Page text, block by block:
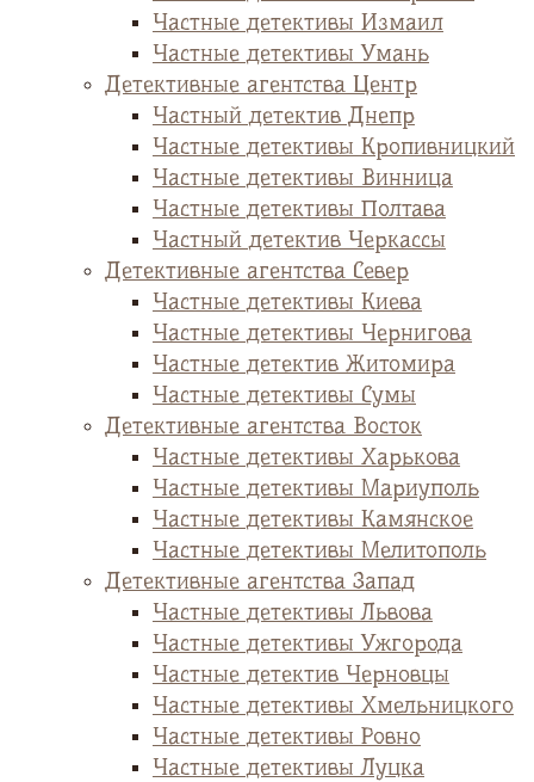
Частные детективы Измаил
Частные детективы Умань
Детективные агентства Центр
Частный детектив Днепр
Частные детективы Кропивницкий
Частные детективы Винница
Частные детективы Полтава
Частный детектив Черкассы
Детективные агентства Север
Частные детективы Киева
Частные детективы Чернигова
Частные детектив Житомира
Частные детективы Сумы
Детективные агентства Восток
Частные детективы Харькова
Частные детективы Мариуполь
Частные детективы Камянское
Частные детективы Мелитополь
Детективные агентства Запад
Частные детективы Львова
Частные детективы Ужгорода
Частные детектив Черновцы
Частные детективы Хмельницкого
Частные детективы Ровно
Частные детективы Луцка